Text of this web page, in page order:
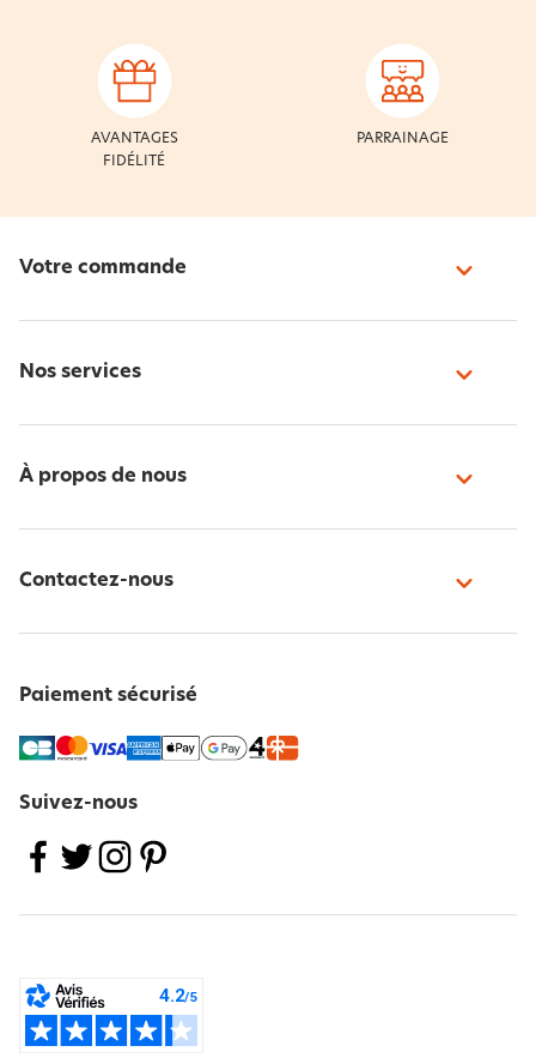
AVANTAGES
FIDÉLITÉ
PARRAINAGE
Votre commande
Nos services
À propos de nous
Contactez-nous
Paiement sécurisé
Suivez-nous